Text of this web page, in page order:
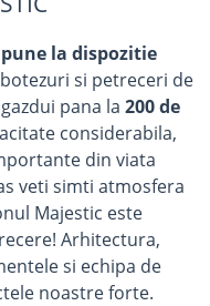
la dispozitie
si petreceri de
pana la 200 de
considerabila,
din viata
veti simti atmosfera
Majestic este
Arhitectura,
si echipa de
noastre forte.